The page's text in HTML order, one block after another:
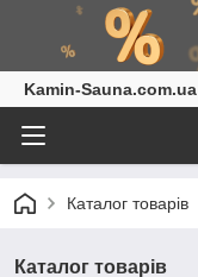
Kamin-Sauna.com.ua
Каталог товарів
Каталог товарів